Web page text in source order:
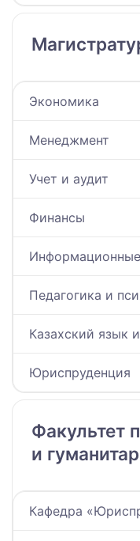
Экономика
Менеджмент
Учет и аудит
Финансы
Педагогика и
Казахский язык
Юриспруденция
Факультет
и
Кафедра